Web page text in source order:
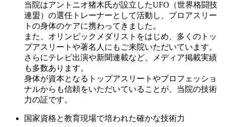
当院はアントニオ猪木氏が設立したUFO（世界格闘技
連盟）の選任トレーナーとして活動し、プロアスリー
トの身体のケアに携わってきました。
また、オリンピックメダリストをはじめ、多くのトッ
プアスリートや著名人にもご来院いただいています。
さらにテレビ出演や新聞連載など、メディア掲載実績
も多数あります。
身体が資本となるトップアスリートやプロフェッショ
ナルからも信頼をいただいていることが、当院の技術
力の証です。
国家資格と教育現場で培われた確かな技術力